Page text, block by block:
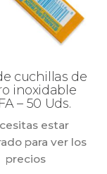
cuchillas de
inoxidable
– 50 Uds.
estar
para ver los
precios